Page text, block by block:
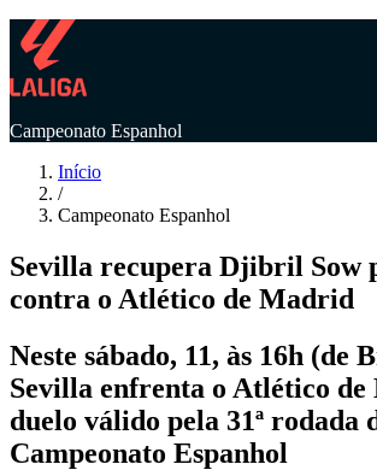
Campeonato Espanhol
Início
/
Campeonato Espanhol
Sevilla recupera Djibril Sow
contra o Atlético de Madrid
Neste sábado, 11, às 16h (de
Sevilla enfrenta o Atlético
duelo válido pela 31ª rodada
Campeonato Espanhol